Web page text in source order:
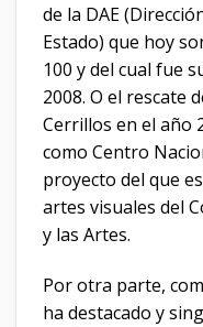
de la DAE
Estado) que hoy
100 y del cual fue
2008. O el rescate
Cerrillos en el año
como Centro
proyecto del que
artes visuales del
y las Artes.
Por otra parte,
ha destacado y